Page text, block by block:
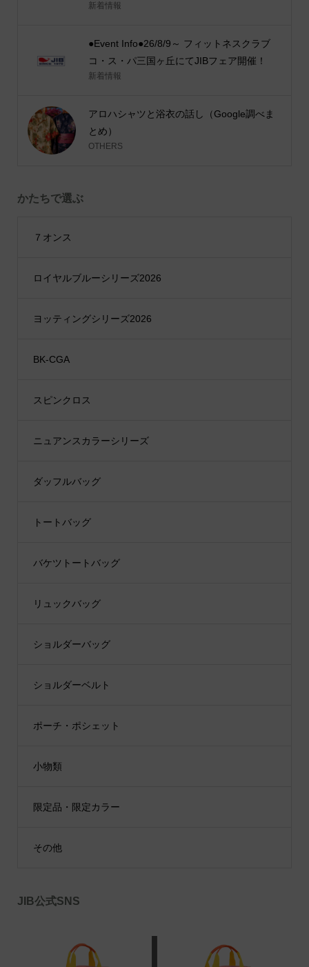
新着情報
●Event Info●26/8/9～ フィットネスクラブ
コ・ス・パ三国ヶ丘にてJIBフェア開催！
新着情報
アロハシャツと浴衣の話し（Google調べま
とめ）
OTHERS
かたちで選ぶ
７オンス
ロイヤルブルーシリーズ2026
ヨッティングシリーズ2026
BK-CGA
スピンクロス
ニュアンスカラーシリーズ
ダッフルバッグ
トートバッグ
バケツトートバッグ
リュックバッグ
ショルダーバッグ
ショルダーベルト
ポーチ・ポシェット
小物類
限定品・限定カラー
その他
JIB公式SNS